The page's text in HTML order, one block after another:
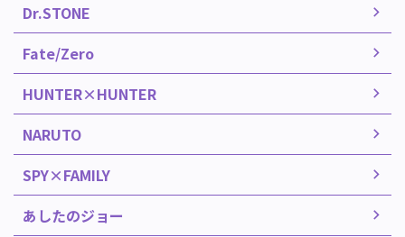
Dr.STONE
Fate/Zero
HUNTER×HUNTER
NARUTO
SPY×FAMILY
あしたのジョー